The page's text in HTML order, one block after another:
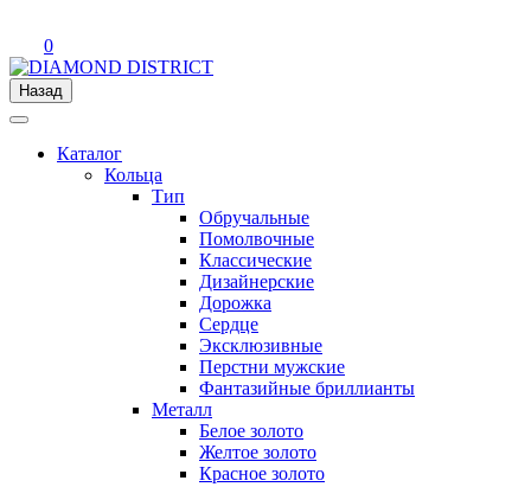
0
Назад
Каталог
Кольца
Тип
Обручальные
Помолвочные
Классические
Дизайнерские
Дорожка
Сердце
Эксклюзивные
Перстни мужские
Фантазийные бриллианты
Металл
Белое золото
Желтое золото
Красное золото